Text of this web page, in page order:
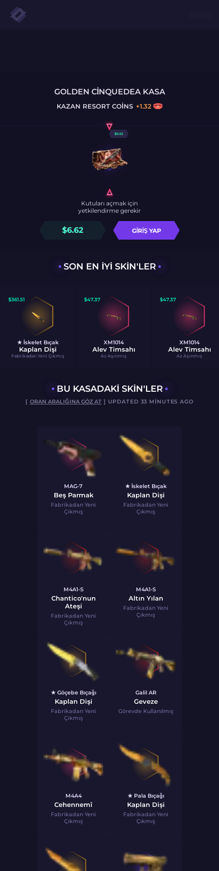
GOLDEN CINQUEDEA KASA
KAZAN RESORT COINS +1.32
$6.62
$6.62 GIRIŞ YAP
Kutuları açmak için
yetkilendirme gerekir
SON EN IYI SKIN'LER
$361.51
★ İskelet Bıçak
Kaplan Dişi
Fabrikadan Yeni Çıkmış
$47.37
XM1014
Alev Timsahı
Az Aşınmış
$47.37
XM1014
Alev Timsahı
Az Aşınmış
BU KASADAKI SKIN'LER
[ ORAN ARALIĞINA GÖZ AT] UPDATED 33 MINUTES AGO
MAG-7
Beş Parmak
Fabrikadan Yeni
Çıkmış
★ İskelet Bıçak
Kaplan Dişi
Fabrikadan Yeni
Çıkmış
M4A1-S
Chantico'nun
Ateşi
Fabrikadan Yeni
Çıkmış
M4A1-S
Altın Yılan
Fabrikadan Yeni
Çıkmış
★ Göçebe Bıçağı
Kaplan Dişi
Fabrikadan Yeni
Çıkmış
Galil AR
Geveze
Görevde Kullanılmış
M4A4
Cehennemî
Fabrikadan Yeni
Çıkmış
★ Pala Bıçağı
Kaplan Dişi
Fabrikadan Yeni
Çıkmış